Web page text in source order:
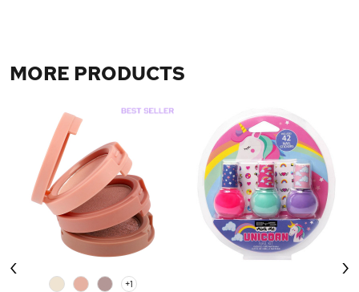
MORE PRODUCTS
+1
‹ ›